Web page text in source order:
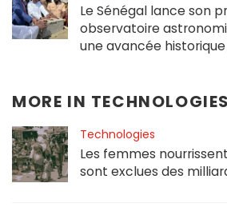
Le Sénégal lance son
observatoire
une avancée
MORE IN TECHNOLOGIES
Technologies
Les femmes
sont exclues des